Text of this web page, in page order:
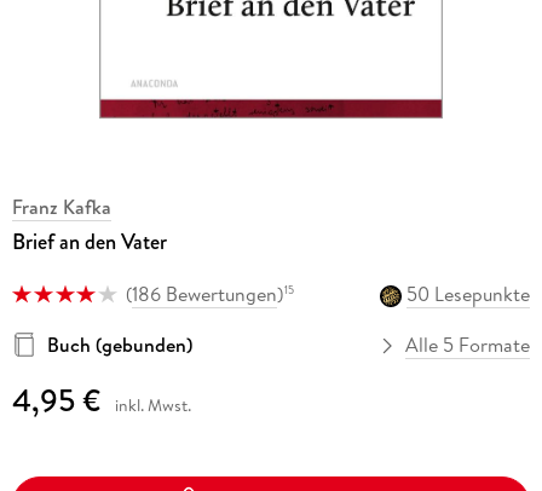
Franz Kafka
Brief an den Vater
(186 Bewertungen)15
50 Lesepunkte
Buch (gebunden)
Alle 5 Formate
4,95 € inkl. Mwst.